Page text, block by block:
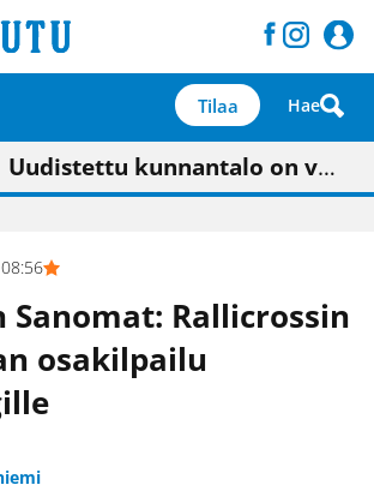
Tilaa Hae
vaihtumisen pitäisi näkyä hieman parempana painojäljen laatuna lehdessä
Uudistettu kunnantalo on valoisa
käynnistämässä uudelleen keskustavisiotyön”
on totuttu elämään omavaraisemmin kuin kaupungissa"
Sanomat: Rallicrossin
osakilpailu